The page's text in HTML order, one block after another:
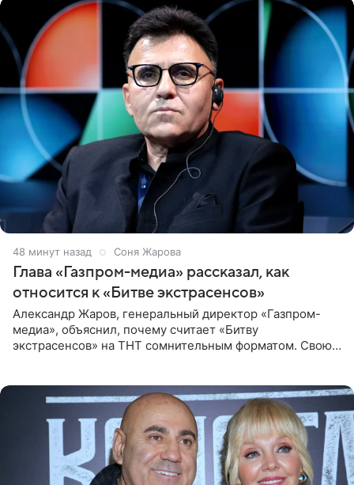
48 минут назад Соня Жарова
Глава «Газпром-медиа» рассказал, как
относится к «Битве экстрасенсов»
Александр Жаров, генеральный директор «Газпром-
медиа», объяснил, почему считает «Битву
экстрасенсов» на ТНТ сомнительным форматом. Свою